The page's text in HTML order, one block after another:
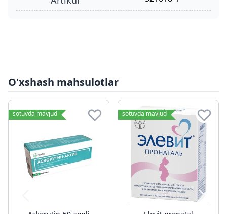
O'xshash mahsulotlar
sotuvda mavjud sotuvda mavjud